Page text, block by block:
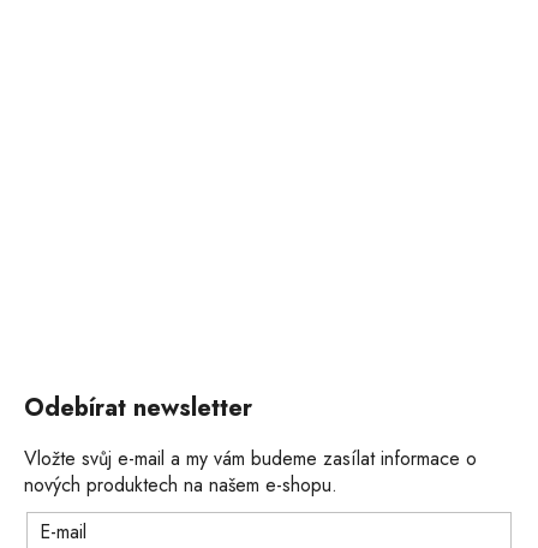
Odebírat newsletter
Vložte svůj e-mail a my vám budeme zasílat informace o
nových produktech na našem e-shopu.
E-mail